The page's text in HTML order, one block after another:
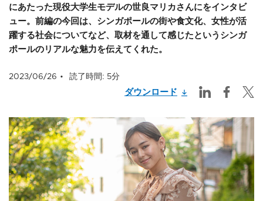
にあたった現役大学生モデルの世良マリカさんにをインタビ
ュー。前編の今回は、シンガポールの街や食文化、女性が活
躍する社会についてなど、取材を通して感じたというシンガ
ポールのリアルな魅力を伝えてくれた。
2023/06/26 読了時間: 5分
ダウンロード